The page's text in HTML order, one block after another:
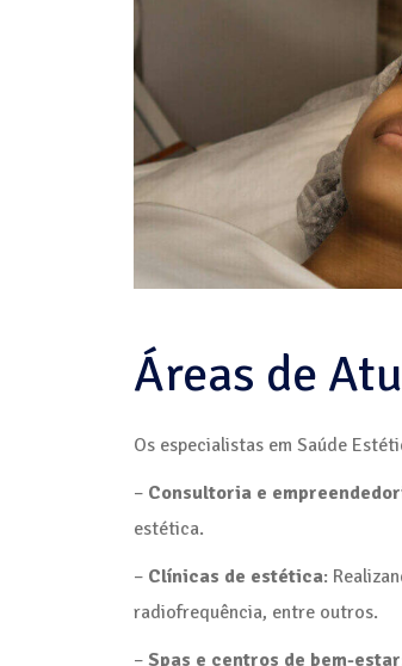
Áreas de
Os especialistas em Saúde
– Consultoria e
estética.
– Clínicas de estética:
radiofrequência, entre outros.
– Spas e centros de bem-estar